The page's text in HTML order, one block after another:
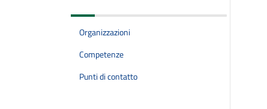
Organizzazioni
Competenze
Punti di contatto